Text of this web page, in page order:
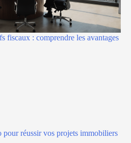
fiscaux : comprendre les avantages
réussir vos projets immobiliers